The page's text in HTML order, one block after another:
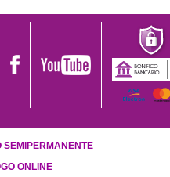
SEMIPERMANENTE
ONLINE